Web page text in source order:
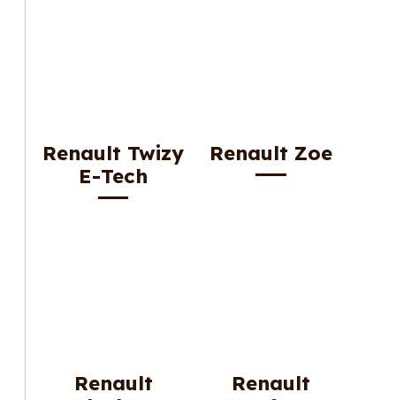
Renault Twizy
E-Tech
Renault Zoe
Renault
Renault